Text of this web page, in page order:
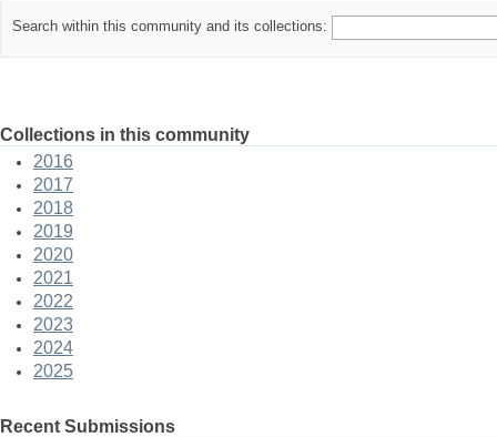
Search within this community and its collections:
Collections in this community
2016
2017
2018
2019
2020
2021
2022
2023
2024
2025
Recent Submissions